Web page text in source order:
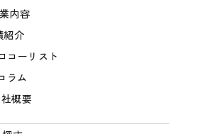
内容
紹介
コーリスト
ラム
概要